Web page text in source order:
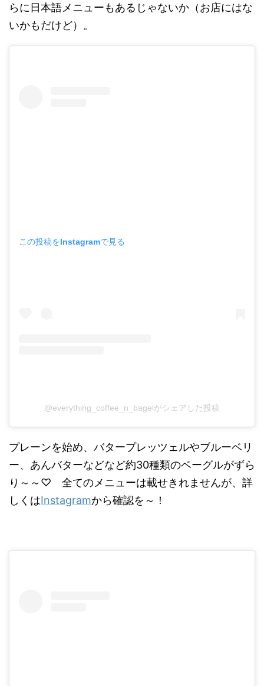
らに日本語メニューもあるじゃないか（お店にはな
いかもだけど）。
この投稿をInstagramで見る
@everything_coffee_n_bagelがシェアした投稿
プレーンを始め、バタープレッツェルやブルーベリ
ー、あんバターなどなど約30種類のベーグルがずら
り～～♡ 全てのメニューは載せきれませんが、詳
しくはInstagramから確認を～！